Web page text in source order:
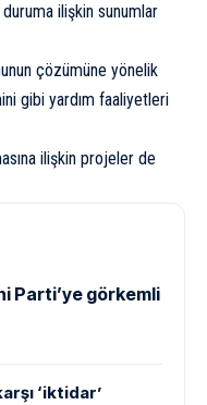
ilişkin sunumlar
çözümüne yönelik
gibi yardım faaliyetleri
ilişkin projeler de
Parti’ye görkemli
‘iktidar’